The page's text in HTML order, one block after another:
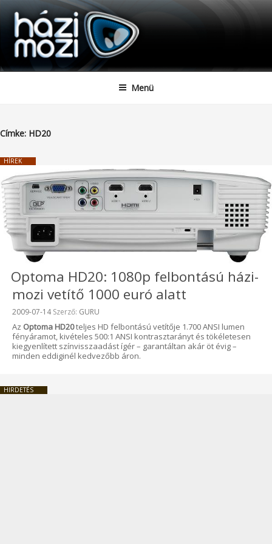
Tartalomhoz
HAZIMOZI
Menü
Címke: HD20
HÍREK
Optoma HD20: 1080p felbontású házi-
mozi vetítő 1000 euró alatt
Beküldve:
2009-07-14Szerző: GURU
Az Optoma HD20teljes HD felbontású vetítője 1.700 ANSI lumen
fényáramot, kivételes 500:1 ANSI kontrasztarányt és tökéletesen
kiegyenlített színvisszaadást ígér – garantáltan akár öt évig –
minden eddiginél kedvezőbb áron.
HIRDETÉS